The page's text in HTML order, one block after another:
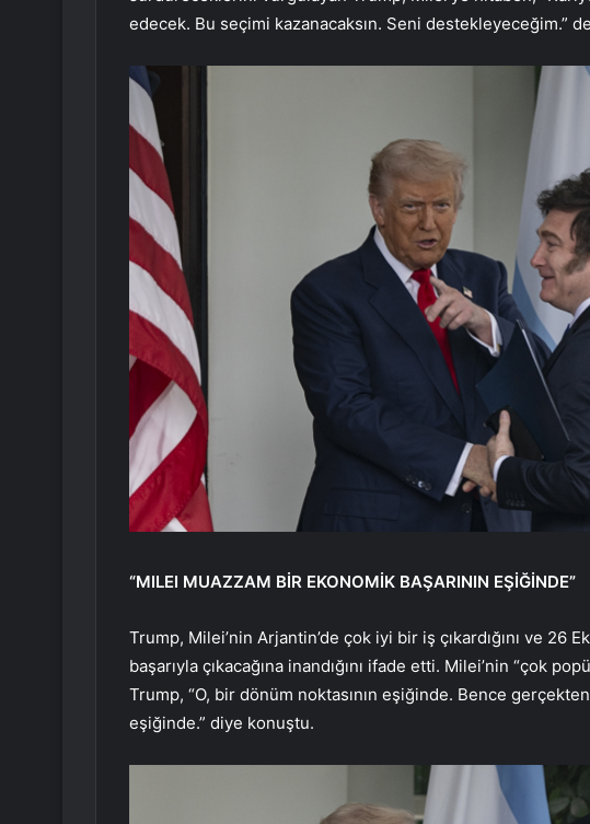
edecek. Bu seçimi kazanacaksın. Seni destekleyeceğim.”
“MILEI MUAZZAM BİR EKONOMİK BAŞARININ EŞİĞİNDE”
Trump, Milei’nin Arjantin’de çok iyi bir iş çıkardığını ve 26
başarıyla çıkacağına inandığını ifade etti. Milei’nin “çok
Trump, “O, bir dönüm noktasının eşiğinde. Bence
eşiğinde.” diye konuştu.